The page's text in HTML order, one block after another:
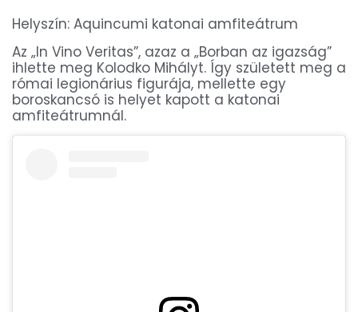
Helyszín: Aquincumi katonai amfiteátrum
Az „In Vino Veritas”, azaz a „Borban az igazság”
ihlette meg Kolodko Mihályt. Így született meg a
római legionárius figurája, mellette egy
boroskancsó is helyet kapott a katonai
amfiteátrumnál.